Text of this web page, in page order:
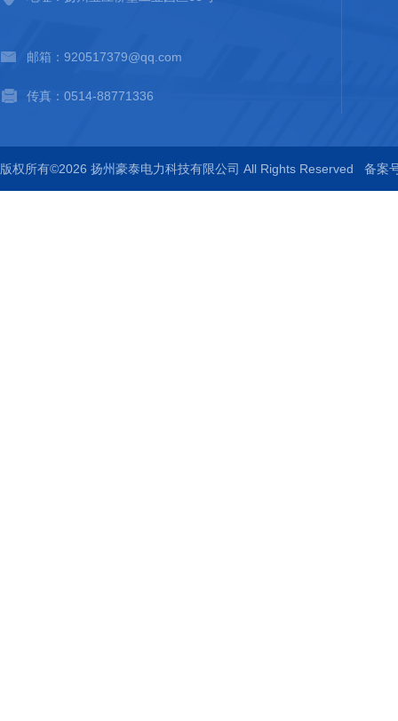
邮箱：920517379@qq.com
传真：0514-88771336
版权所有©2026 扬州豪泰电力科技有限公司 All Rights Reserved 备案